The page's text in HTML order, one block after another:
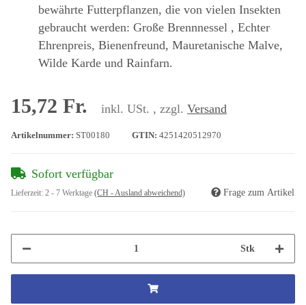
bewährte Futterpflanzen, die von vielen Insekten
gebraucht werden: Große Brennnessel , Echter
Ehrenpreis, Bienenfreund, Mauretanische Malve,
Wilde Karde und Rainfarn.
15,72 Fr. inkl. USt. , zzgl. Versand
Artikelnummer: ST00180 GTIN: 4251420512970
Sofort verfügbar
Lieferzeit: 2 - 7 Werktage (CH - Ausland abweichend) Frage zum Artikel
Stk